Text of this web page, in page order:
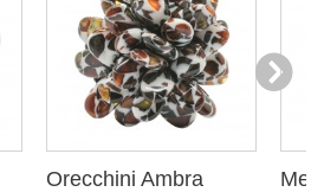
Orecchini Ambra